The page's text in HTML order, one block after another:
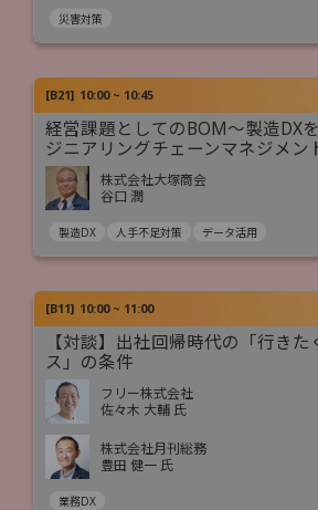
災害対策
[B21] 10:00 ~ 10:45
経営課題としてのBOM～製造DX
ジニアリングチェーンマネジメン
株式会社大塚商会
谷口 潤
製造DX 人手不足対策 データ活用
[B11] 10:00 ~ 11:00
【対談】出社回帰時代の「行きた
ス」の条件
フリー株式会社
佐々木 大輔 氏
株式会社月刊総務
豊田 健一 氏
業務DX